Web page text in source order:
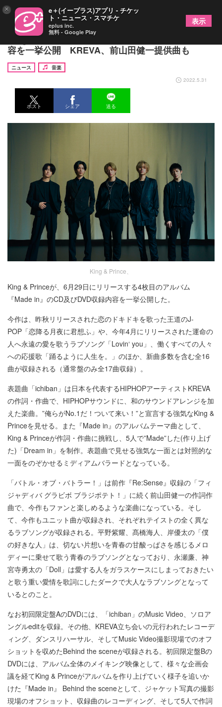
King & Prince、新アルバム『Made in』の収録内
容を一挙公開 KREVA、前山田健一提供曲も
ニュース
音楽
2022.5.31
ポスト シェア 送る
King & Prince、
King & Princeが、6月29日にリリースする4枚目のアルバム
『Made in』のCD及びDVD収録内容を一挙公開した。
今作は、昨秋リリースされた恋のドキドキを歌った王道のJ-
POP「恋降る月夜に君想ふ」や、今年4月にリリースされた運命の
人へ永遠の愛を歌うラブソング「Lovin‘ you」、働くすべての人々
への応援歌「踊るように人生を。」のほか、新曲多数を含む全16
曲が収録される（通常盤のみ全17曲収録）。
表題曲「ichiban」は日本を代表するHIPHOPアーティストKREVA
の作詞・作曲で、HIPHOPサウンドに、和のサウンドアレンジを加
えた楽曲。”俺らがNo.1だ！ついて来い！”と宣言する強気なKing &
Princeを見せる。また『Made in』のアルバムテーマ曲として、
King & Princeが作詞・作曲に挑戦し、5人で”Made”した(作り上げ
た)「Dream in」を制作。表題曲で見せる強気な一面とは対照的な
一面をのぞかせるミディアムバラードとなっている。
「バトル・オブ・バトラー！」は前作『Re:Sense』収録の「フィ
ジャディバ グラビボ ブラジポテト！」に続く前山田健一の作詞作
曲で、今作もファンと楽しめるような楽曲になっている。そし
て、今作もユニット曲が収録され、それぞれテイストの全く異な
るラブソングが収録される。平野紫耀、髙橋海人、岸優太の「僕
の好きな人」は、切ない片想いを青春の甘酸っぱさを感じるメロ
ディーに乗せて歌う青春のラブソングとなっており、永瀬廉、神
宮寺勇太の「Doll」は愛する人をガラスケースにしまっておきたい
と歌う重い愛情を歌詞にしたダークで大人なラブソングとなって
いるとのこと。
なお初回限定盤AのDVDには、「ichiban」のMusic Video、ソロア
ングルeditを収録。その他、KREVA立ち会いの元行われたレコーデ
ィング、ダンスリハーサル、そしてMusic Video撮影現場でのオフ
ショットを収めたBehind the sceneが収録される。初回限定盤Bの
DVDには、アルバム全体のメイキング映像として、様々な企画会
議を経てKing & Princeがアルバムを作り上げていく様子を追いか
けた『Made in』 Behind the sceneとして、ジャケット写真の撮影
現場のオフショット、収録曲のレコーディング、そして5人で作詞
× e＋(イープラス)アプリ - チケッ
ト・ニュース・スマチケ
eplus inc.
無料 - Google Play
表示